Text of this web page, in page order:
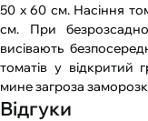
50 х 60 см. Насіння
см. При
висівають
томатів у відкритий
мине загроза
Відгуки